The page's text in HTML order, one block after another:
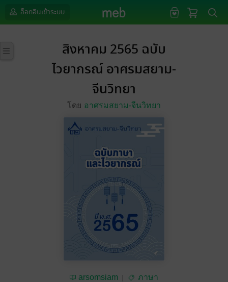
ล็อกอินเข้าระบบ
สิงหาคม 2565 ฉบับ
ไวยากรณ์ อาศรมสยาม-
จีนวิทยา
โดย อาศรมสยาม-จีนวิทยา
arsomsiam ภาษา